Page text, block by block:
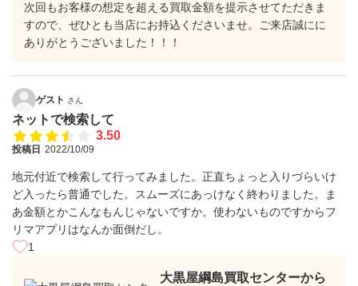
次回もお客様の想定を超える買取金額を提示させてただきま
すので、ぜひとも当店にお持込くださいませ。ご来店誠にに
ありがとうございました！！！
ゲスト さん
ネットで検索して
3.50
投稿日 2022/10/09
地元付近で検索して行ってみました。正直ちょっと入りづらいけ
ど入ったら普通でした。スムーズにあっけなく終わりました。ま
あ金額とかこんなもんじゃないですか。使わないものですからフ
リマアプリはなんか面倒だし。
1
大黒屋綱島買取センターから